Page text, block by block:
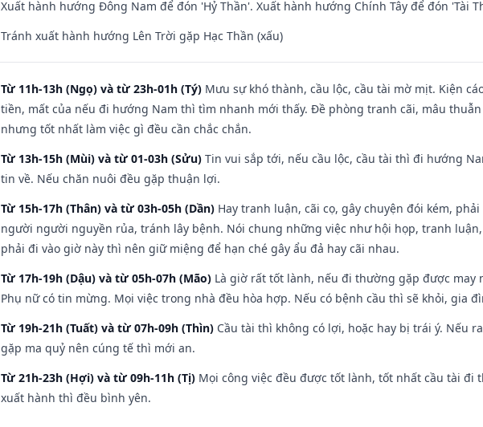
Xuất hành hướng Đông Nam để đón 'Hỷ Thần'. Xuất hành hướng Chính Tây để đón 'Tài
Tránh xuất hành hướng Lên Trời gặp Hạc Thần (xấu)
Từ 11h-13h (Ngọ) và từ 23h-01h (Tý) Mưu sự khó thành, cầu lộc, cầu tài mờ mịt. Kiện
tiền, mất của nếu đi hướng Nam thì tìm nhanh mới thấy. Đề phòng tranh cãi, mâu
nhưng tốt nhất làm việc gì đều cần chắc chắn.
Từ 13h-15h (Mùi) và từ 01-03h (Sửu) Tin vui sắp tới, nếu cầu lộc, cầu tài thì đi hướng
tin về. Nếu chăn nuôi đều gặp thuận lợi.
Từ 15h-17h (Thân) và từ 03h-05h (Dần) Hay tranh luận, cãi cọ, gây chuyện đói kém,
người người nguyền rủa, tránh lây bệnh. Nói chung những việc như hội họp, tranh
phải đi vào giờ này thì nên giữ miệng để hạn ché gây ẩu đả hay cãi nhau.
Từ 17h-19h (Dậu) và từ 05h-07h (Mão) Là giờ rất tốt lành, nếu đi thường gặp được may
Phụ nữ có tin mừng. Mọi việc trong nhà đều hòa hợp. Nếu có bệnh cầu thì sẽ khỏi, gia
Từ 19h-21h (Tuất) và từ 07h-09h (Thìn) Cầu tài thì không có lợi, hoặc hay bị trái ý. Nếu
gặp ma quỷ nên cúng tế thì mới an.
Từ 21h-23h (Hợi) và từ 09h-11h (Tị) Mọi công việc đều được tốt lành, tốt nhất cầu tài đi
xuất hành thì đều bình yên.